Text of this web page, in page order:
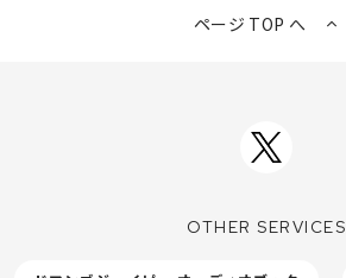
ページ TOP へ
OTHER SERVICES